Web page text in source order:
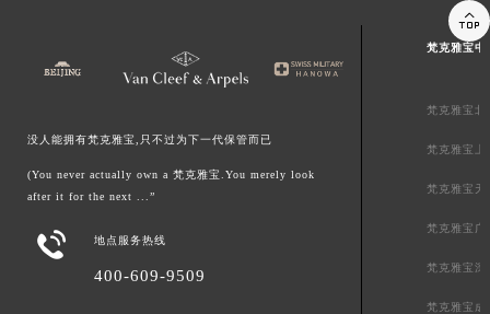
没人能拥有梵克雅宝,只不过为下一代保管而已
(You never actually own a 梵克雅宝.You merely look
after it for the next ...”
 地点服务热线
400-609-9509
梵克雅宝中
梵克雅宝北
梵克雅宝上
梵克雅宝天
梵克雅宝广
梵克雅宝深
梵克雅宝成
